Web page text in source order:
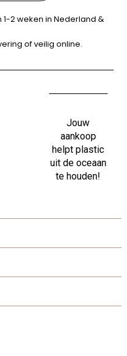
1-2 weken in Nederland &
of veilig online.
Jouw
aankoop
helpt plastic
uit de oceaan
te houden!